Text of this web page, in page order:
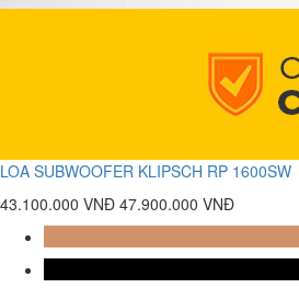
LOA SUBWOOFER KLIPSCH RP 1600SW
43.100.000 VNĐ 47.900.000 VNĐ